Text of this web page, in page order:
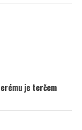
je terčem